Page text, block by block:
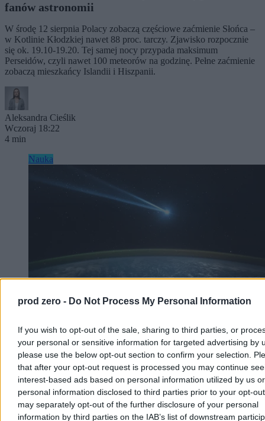
prod zero - Do Not Process My Personal Information
If you wish to opt-out of the sale, sharing to third parties, or
your personal or sensitive information for targeted advertising by
please use the below opt-out section to confirm your selection.
that after your opt-out request is processed you may continue
interest-based ads based on personal information utilized by us or
personal information disclosed to third parties prior to your opt-
may separately opt-out of the further disclosure of your personal
information by third parties on the IAB’s list of downstream
fanów astronomii
W środę 12 sierpnia Polacy zobaczą częściowe zaćmienie Słońca –
w Kotlinie Kłodzkiej nawet 88 proc. tarczy. Zjawisko rozpocznie
się ok. 19.10-19.20. Tej samej nocy przypada maksimum
Perseidów, czyli nawet 100 meteorów na godzinę. Pełne zaćmienie
zobaczą mieszkańcy Islandii i Hiszpanii.
Aleksandra Cieślik
Wczoraj 18:22
4 min
Nauka
W poniedziałek w pobliżu Ziemi będzie duża
planetoida. NASA ujawnia szczegóły
W poniedziałek 10 sierpnia w pobliżu naszej planety przemknie
duża planetoida 2019 NY2. Ciało niebieskie o średnicy nawet do
330 metrów minie Ziemię w bezpiecznej odległości. NASA
uspokaja, że obiekt nie stanowi zagrożenia, choć został